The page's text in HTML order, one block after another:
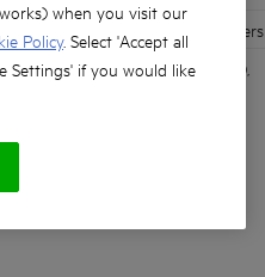
- geschikt voor AEG stofzuigers
zaagblad (24 tanden),
when you visit our
Policy. Select 'Accept all
Settings' if you would like